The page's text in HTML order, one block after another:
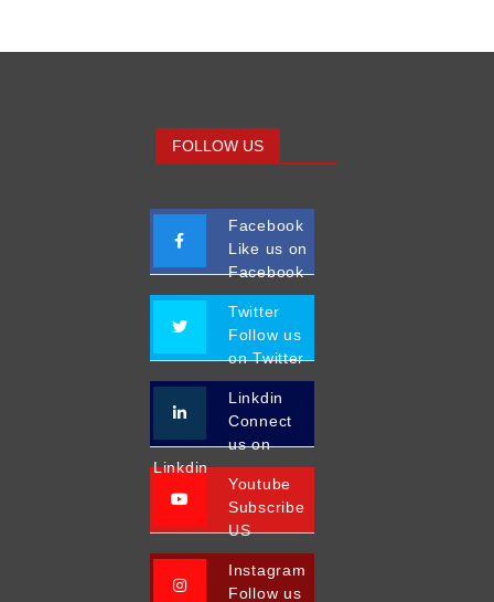
FOLLOW US
Facebook
Like us on
Facebook
Twitter
Follow us
on Twitter
Linkdin
Connect
us on
Linkdin
Youtube
Subscribe
US
Instagram
Follow us